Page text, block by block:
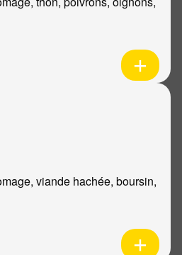
viande hachée, boursin,